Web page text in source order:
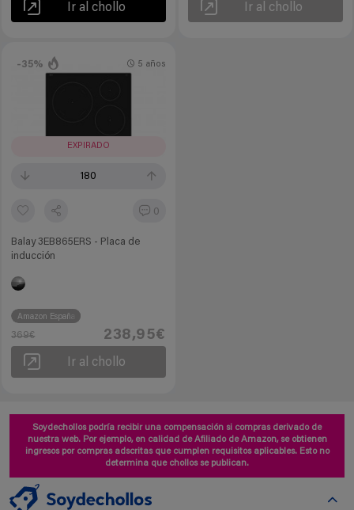
Ir al chollo Ir al chollo
-35%
EXPIRADO
180
0
Balay 3EB865ERS - Placa de
inducción
5 años
Amazon España
369€ 238,95€
Ir al chollo
Soydechollos podría recibir una compensación si compras derivado de
nuestra web. Por ejemplo, en calidad de Afiliado de Amazon, se obtienen
ingresos por compras adscritas que cumplen requisitos aplicables. Esto no
determina que chollos se publican.